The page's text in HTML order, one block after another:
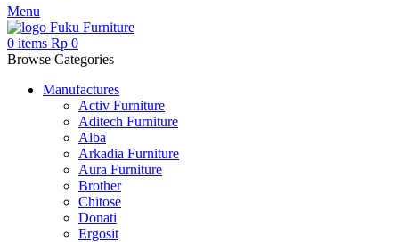
Menu
0 items Rp 0
Browse Categories
Manufactures
Activ Furniture
Aditech Furniture
Alba
Arkadia Furniture
Aura Furniture
Brother
Chitose
Donati
Ergosit